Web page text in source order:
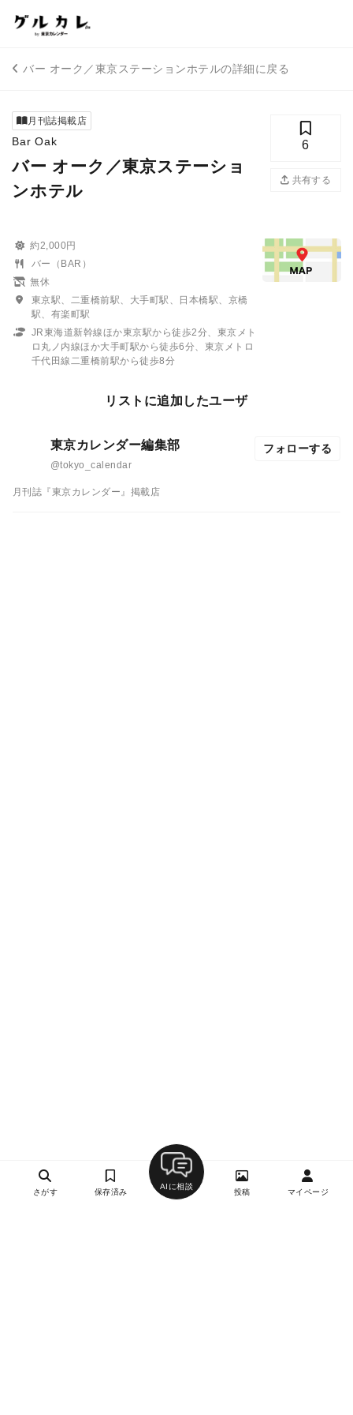
バー オーク／東京ステーションホテルの詳細に戻る
月刊誌掲載店
Bar Oak
バー オーク／東京ステーショ
ンホテル
6
共有する
約2,000円
バー（BAR）
無休
東京駅、二重橋前駅、大手町駅、日本橋駅、京橋
駅、有楽町駅
JR東海道新幹線ほか東京駅から徒歩2分、東京メト
ロ丸ノ内線ほか大手町駅から徒歩6分、東京メトロ
千代田線二重橋前駅から徒歩8分
リストに追加したユーザ
東京カレンダー編集部
@tokyo_calendar
フォローする
月刊誌『東京カレンダー』掲載店
さがす 保存済み
AIに相談
投稿 マイページ